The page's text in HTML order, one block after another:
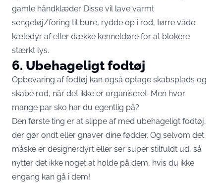
gamle håndklæder. Disse vil lave varmt
sengetøj/foring til bure, rydde op i rod, tørre våde
kæledyr af eller dække kenneldøre for at blokere
stærkt lys.
6. Ubehageligt fodtøj
Opbevaring af fodtøj kan også optage skabsplads og
skabe rod, når det ikke er organiseret. Men hvor
mange par sko har du egentlig på?
Den første ting er at slippe af med ubehageligt fodtøj,
der gør ondt eller gnaver dine fødder. Og selvom det
måske er designerdyrt eller ser super stilfuldt ud, så
nytter det ikke noget at holde på dem, hvis du ikke
engang kan gå i dem!